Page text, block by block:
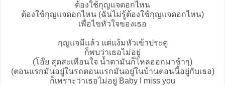
ต้องใช้กุญแจดอกไหน
ต้องใช้กุญแจดอกไหน (ฉันไม่รู้ต้องใช้กุญแจดอกไหน)
เพื่อไขหัวใจของเธอ
กุญแจมีแล้ว แต่แง้มหัวเข้าประตู
ก็พบว่าเธอไม่อยู่
(โอ๊ย สุดสะเทือนใจ น้ำตามันก็ไหลออกมาช้าๆ)
(ตอนแรกมันอยู่ในรถตอนแรกมันอยู่ในบ้านตอนนี้อยู่กับเธอ)
ก็เพราะว่าเธอไม่อยู่ Baby I miss you